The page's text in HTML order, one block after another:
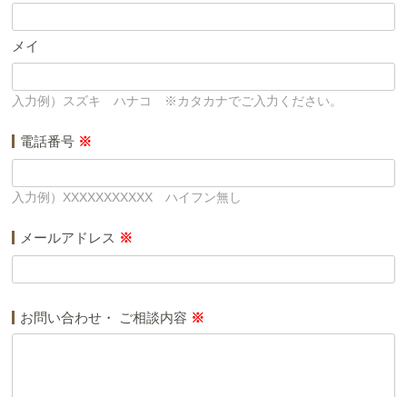
メイ
入力例）スズキ ハナコ ※カタカナでご入力ください。
電話番号 ※
入力例）XXXXXXXXXXX ハイフン無し
メールアドレス ※
お問い合わせ・ ご相談内容 ※